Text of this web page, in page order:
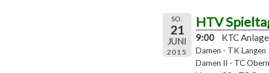
SO.
21
JUNI
2015
HTV
9:00 KTC Anlage
Damen - TK Langen
Damen II - TC